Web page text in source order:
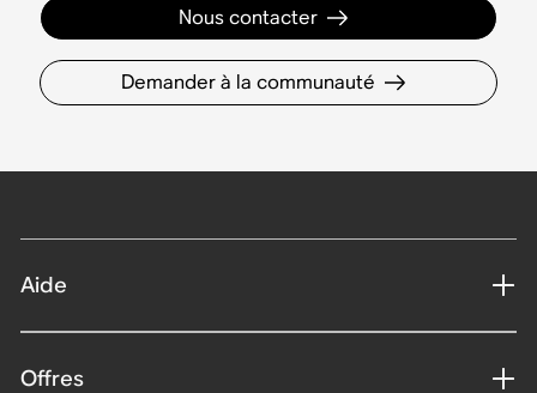
Nous contacter
Demander à la communauté
Aide
Offres